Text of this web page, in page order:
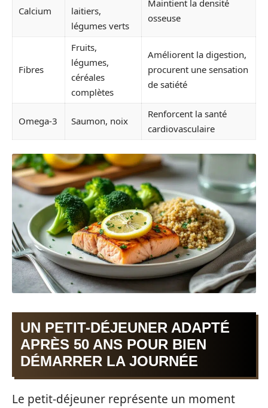
Calcium
laitiers,
légumes verts
Maintient la densité
osseuse
Fibres
Fruits,
légumes,
céréales
complètes
Améliorent la digestion,
procurent une sensation
de satiété
Omega-3 Saumon, noix
Renforcent la santé
cardiovasculaire
UN PETIT-DÉJEUNER ADAPTÉ
APRÈS 50 ANS POUR BIEN
DÉMARRER LA JOURNÉE
Le petit-déjeuner représente un moment